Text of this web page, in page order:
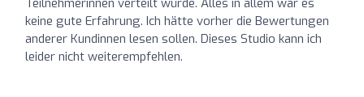
keine gute Erfahrung. Ich hätte vorher die Bewertungen
anderer Kundinnen lesen sollen. Dieses Studio kann ich
leider nicht weiterempfehlen.